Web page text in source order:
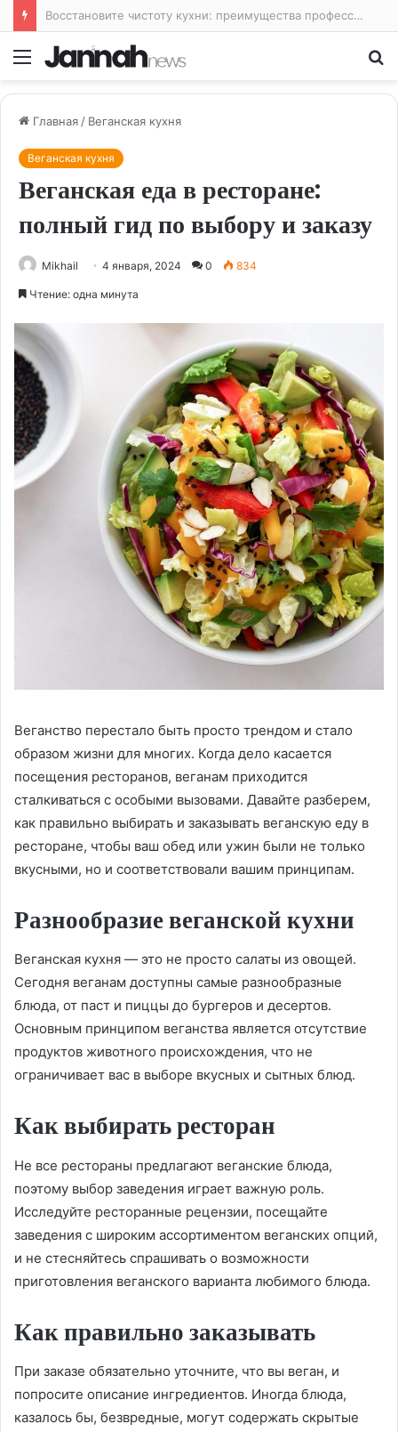
Лайфхаки для кухни: облегчаем жизнь на кухне и готовим с удовольствием
Меню
Главная / Веганская кухня
Веганская кухня
Веганская еда в ресторане:
полный гид по выбору и заказу
Mikhail 4 января, 2024 0 834
Чтение: одна минута
Веганство перестало быть просто трендом и стало
образом жизни для многих. Когда дело касается
посещения ресторанов, веганам приходится
сталкиваться с особыми вызовами. Давайте разберем,
как правильно выбирать и заказывать веганскую еду в
ресторане, чтобы ваш обед или ужин были не только
вкусными, но и соответствовали вашим принципам.
Разнообразие веганской кухни
Веганская кухня — это не просто салаты из овощей.
Сегодня веганам доступны самые разнообразные
блюда, от паст и пиццы до бургеров и десертов.
Основным принципом веганства является отсутствие
продуктов животного происхождения, что не
ограничивает вас в выборе вкусных и сытных блюд.
Как выбирать ресторан
Не все рестораны предлагают веганские блюда,
поэтому выбор заведения играет важную роль.
Исследуйте ресторанные рецензии, посещайте
заведения с широким ассортиментом веганских опций,
и не стесняйтесь спрашивать о возможности
приготовления веганского варианта любимого блюда.
Как правильно заказывать
При заказе обязательно уточните, что вы веган, и
попросите описание ингредиентов. Иногда блюда,
казалось бы, безвредные, могут содержать скрытые